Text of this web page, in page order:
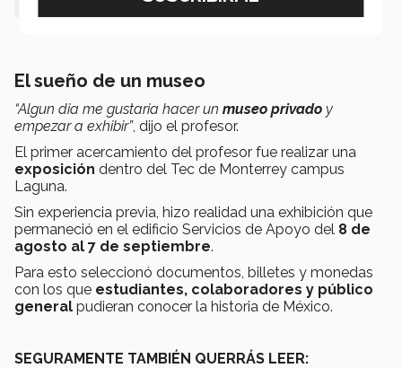
El sueño de un museo
“Algun dia me gustaria hacer un museo privado y
empezar a exhibir”, dijo el profesor.
El primer acercamiento del profesor fue realizar una
exposición dentro del Tec de Monterrey campus
Laguna.
Sin experiencia previa, hizo realidad una exhibición que
permaneció en el edificio Servicios de Apoyo del 8 de
agosto al 7 de septiembre.
Para esto seleccionó documentos, billetes y monedas
con los que estudiantes, colaboradores y público
general pudieran conocer la historia de México.
SEGURAMENTE TAMBIÉN QUERRÁS LEER: